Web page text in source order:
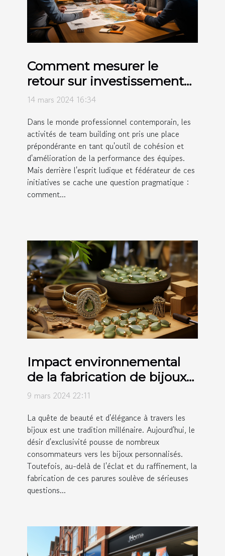
Comment mesurer le
retour sur investissement
des activités de team
entreprise
14 mars 2024 16:34
Dans le monde professionnel contemporain, les
activités de team building ont pris une place
prépondérante en tant qu'outil de cohésion et
d'amélioration de la performance des équipes.
Mais derrière l'esprit ludique et fédérateur de ces
initiatives se cache une question pragmatique :
comment...
Impact environnemental
de la fabrication de bijoux
personnalisés et comment
9 mars 2024 22:11
La quête de beauté et d'élégance à travers les
bijoux est une tradition millénaire. Aujourd'hui, le
désir d'exclusivité pousse de nombreux
consommateurs vers les bijoux personnalisés.
Toutefois, au-delà de l'éclat et du raffinement, la
fabrication de ces parures soulève de sérieuses
questions...